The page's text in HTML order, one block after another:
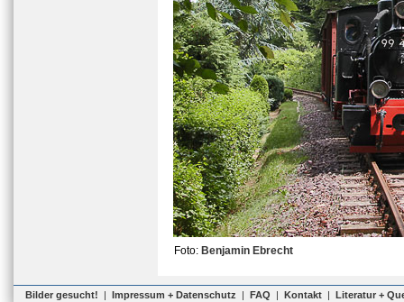
Foto: Benjamin Ebrecht
Bilder gesucht! | Impressum + Datenschutz | FAQ | Kontakt | Literatur +